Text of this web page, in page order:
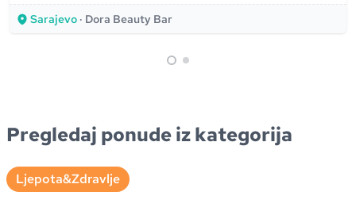
Sarajevo · Dora Beauty Bar
Pregledaj ponude iz kategorija
Ljepota&Zdravlje